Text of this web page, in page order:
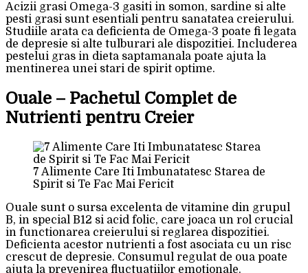
Acizii grasi Omega-3 gasiti in somon, sardine si alte
pesti grasi sunt esentiali pentru sanatatea creierului.
Studiile arata ca deficienta de Omega-3 poate fi legata
de depresie si alte tulburari ale dispozitiei. Includerea
pestelui gras in dieta saptamanala poate ajuta la
mentinerea unei stari de spirit optime.
Ouale – Pachetul Complet de
Nutrienti pentru Creier
7 Alimente Care Iti Imbunatatesc Starea de
Spirit si Te Fac Mai Fericit
Ouale sunt o sursa excelenta de vitamine din grupul
B, in special B12 si acid folic, care joaca un rol crucial
in functionarea creierului si reglarea dispozitiei.
Deficienta acestor nutrienti a fost asociata cu un risc
crescut de depresie. Consumul regulat de oua poate
ajuta la prevenirea fluctuatiilor emotionale.